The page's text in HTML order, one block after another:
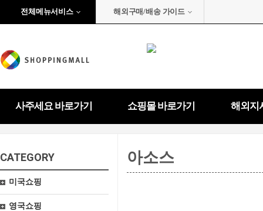
전체메뉴서비스 해외구매/배송 가이드
사주세요 바로가기 쇼핑몰 바로가기 해외지
CATEGORY
미국쇼핑
영국쇼핑
아소스